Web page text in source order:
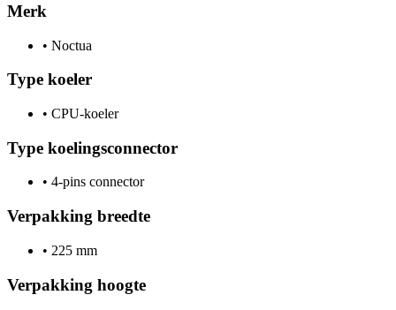
Merk
• Noctua
Type koeler
• CPU-koeler
Type koelingsconnector
• 4-pins connector
Verpakking breedte
• 225 mm
Verpakking hoogte